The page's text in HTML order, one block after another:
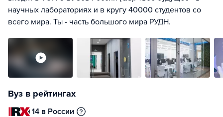
научных лабораториях и в кругу 40000 студентов со
всего мира. Ты - часть большого мира РУДН.
Вуз в рейтингах
14 в России